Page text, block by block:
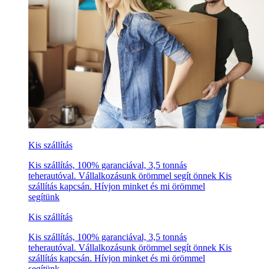
Kis szállítás
Kis szállítás, 100% garanciával, 3,5 tonnás
teherautóval. Vállalkozásunk örömmel segít önnek Kis
szállítás kapcsán. Hívjon minket és mi örömmel
segítünk
Kis szállítás
Kis szállítás, 100% garanciával, 3,5 tonnás
teherautóval. Vállalkozásunk örömmel segít önnek Kis
szállítás kapcsán. Hívjon minket és mi örömmel